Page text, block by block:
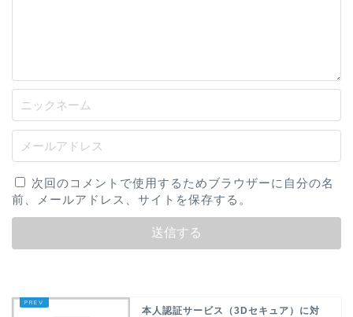
次回のコメントで使用するためブラウザーに自分の名
前、メールアドレス、サイトを保存する。
本人認証サービス（3Dセキュア）に対